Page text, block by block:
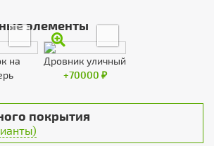
элементы
на
Дровник уличный
+70000 ₽
покрытия